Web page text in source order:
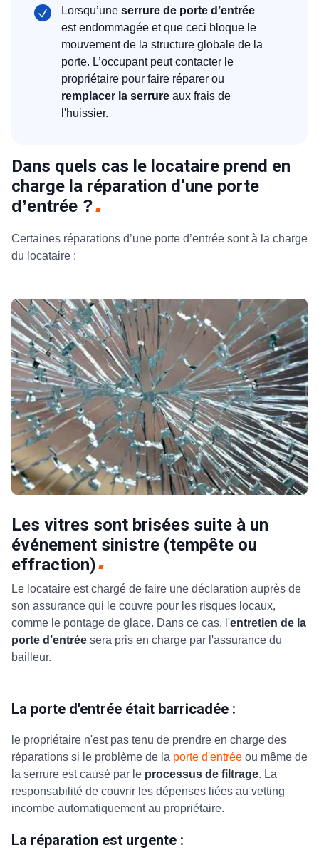
Lorsqu’une serrure de porte d’entrée
est endommagée et que ceci bloque le
mouvement de la structure globale de la
porte. L’occupant peut contacter le
propriétaire pour faire réparer ou
remplacer la serrure aux frais de
l'huissier.
Dans quels cas le locataire prend en
charge la réparation d’une porte
d’entrée ?
Certaines réparations d’une porte d’entrée sont à la charge
du locataire :
Les vitres sont brisées suite à un
événement sinistre (tempête ou
effraction)
Le locataire est chargé de faire une déclaration auprès de
son assurance qui le couvre pour les risques locaux,
comme le pontage de glace. Dans ce cas, l'entretien de la
porte d’entrée sera pris en charge par l'assurance du
bailleur.
La porte d'entrée était barricadée :
le propriétaire n'est pas tenu de prendre en charge des
réparations si le problème de la porte d'entrée ou même de
la serrure est causé par le processus de filtrage. La
responsabilité de couvrir les dépenses liées au vetting
incombe automatiquement au propriétaire.
La réparation est urgente :